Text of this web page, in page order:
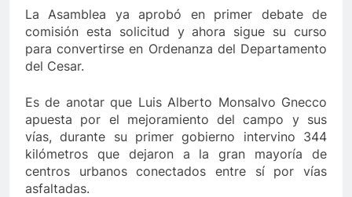
La Asamblea ya aprobó en primer debate de
comisión esta solicitud y ahora sigue su curso
para convertirse en Ordenanza del Departamento
del Cesar.
Es de anotar que Luis Alberto Monsalvo Gnecco
apuesta por el mejoramiento del campo y sus
vías, durante su primer gobierno intervino 344
kilómetros que dejaron a la gran mayoría de
centros urbanos conectados entre sí por vías
asfaltadas.